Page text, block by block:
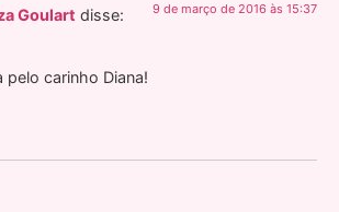
Goulart disse: 9 de março de 2016 às 15:37
pelo carinho Diana!